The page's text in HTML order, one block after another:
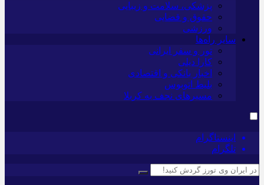
پزشکی، سلامت و زیبایی
حقوق و قضایی
ورزشی
سایر راه‌ها
تور و سفر ایرانی
کارا دیلی
اخبار بانکی و اقتصادی
بلیط اتوبوس
مسیرهای نجف به کربلا
اینستاگرام
تلگرام